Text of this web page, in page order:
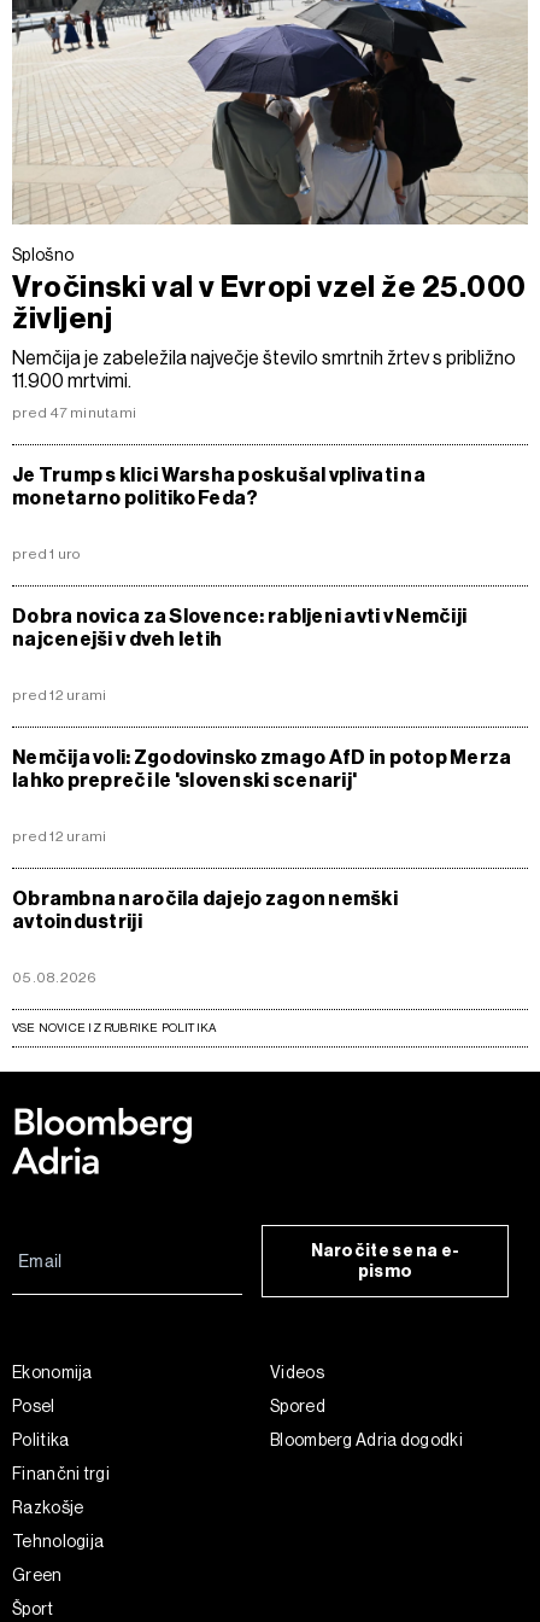
Splošno
Vročinski val v Evropi vzel že 25.000
življenj
Nemčija je zabeležila največje število smrtnih žrtev s približno
11.900 mrtvimi.
pred 47 minutami
Je Trump s klici Warsha poskušal vplivati na
monetarno politiko Feda?
pred 1 uro
Dobra novica za Slovence: rabljeni avti v Nemčiji
najcenejši v dveh letih
pred 12 urami
Nemčija voli: Zgodovinsko zmago AfD in potop Merza
lahko prepreči le 'slovenski scenarij'
pred 12 urami
Obrambna naročila dajejo zagon nemški
avtoindustriji
05.08.2026
VSE NOVICE IZ RUBRIKE POLITIKA
Naročite se na e-
pismo
Ekonomija
Posel
Politika
Finančni trgi
Razkošje
Tehnologija
Green
Šport
Videos
Spored
Bloomberg Adria dogodki